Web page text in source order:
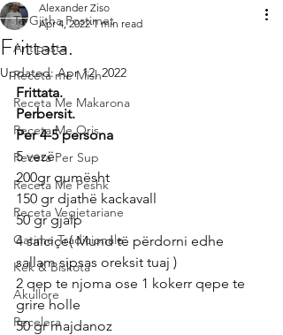
Te Gjitha Postimet
Antipasta
Receta me Mish
Receta Me Makarona
Receta Me Oris
Receta Per Sup
Receta Me Peshk
Receta Vegjetariane
Gatime Tradicionale
Kek & Biskota
Akullore
Recelera
Frittata.
Alexander Ziso
Apr 4, 2022 1 min read
Updated:Apr 12, 2022
Frittata.
Perbersit.
Per 4-5 persona
5 vezë
200gr qumësht
150 gr djathë kackavall
50 gr gjalp
4 salciçe( Mund të përdorni edhe
sallam sipsas oreksit tuaj )
2 qep te njoma ose 1 kokerr qepe te
grire holle
50 gr majdanoz